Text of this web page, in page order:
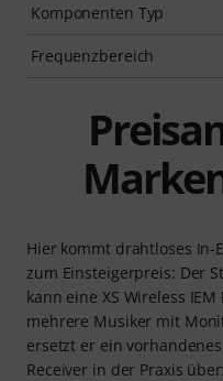
Komponenten Typ
Frequenzbereich
Hier kommt drahtloses
zum Einsteigerpreis: Der
kann eine XS Wireless
mehrere Musiker mit
ersetzt er ein
Receiver in der Praxis